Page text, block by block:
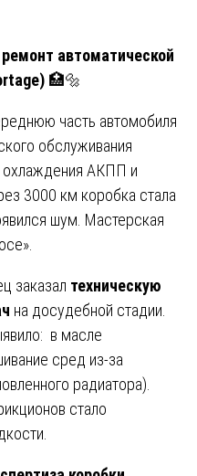
автоматической
🏥🔩
часть автомобиля
обслуживания
охлаждения АКПП и
3000 км коробка стала
шум. Мастерская
заказал техническую
на досудебной стадии.
в масле
сред из-за
радиатора).
стало